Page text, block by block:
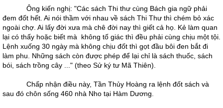
Ông kiến nghị: "Các sách Thi thư cùng Bách gia ngữ phải
đem đốt hết. Ai nói thầm với nhau về sách Thi Thư thì chém bỏ xác
ngoài chợ. Ai lấy đời xưa mà chê đời nay thì giết cả họ. Kẻ làm quan
lại có thấy hoặc biết mà không tố giác thì đều phải cùng chịu một tội.
Lệnh xuống 30 ngày mà không chịu đốt thì gọt đầu bôi đen bắt đi
làm phu. Những sách còn được phép để lại chỉ là sách thuốc, sách
bói, sách trồng cây ..." (theo Sử ký tư Mã Thiên).
Chấp nhận điều này, Tần Thủy Hoàng ra lệnh đốt sách và
sau đó chôn sống 460 nhà Nho tại Hàm Dương.